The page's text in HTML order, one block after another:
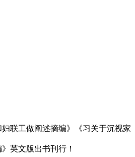
工做阐述摘编》《习关于沉视家
英文版出书刊行！